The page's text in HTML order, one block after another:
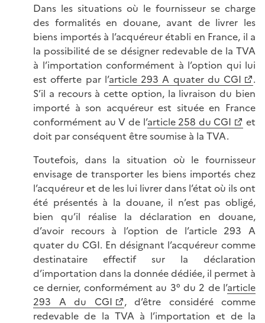
Dans les situations où le fournisseur se charge
des formalités en douane, avant de livrer les
biens importés à l’acquéreur établi en France, il a
la possibilité de se désigner redevable de la TVA
à l’importation conformément à l’option qui lui
est offerte par l’article 293 A quater du CGI
.
S’il a recours à cette option, la livraison du bien
importé à son acquéreur est située en France
conformément au V de l’article 258 du CGI
et
doit par conséquent être soumise à la TVA.
Toutefois, dans la situation où le fournisseur
envisage de transporter les biens importés chez
l’acquéreur et de les lui livrer dans l’état où ils ont
été présentés à la douane, il n’est pas obligé,
bien qu’il réalise la déclaration en douane,
d’avoir recours à l’option de l’article 293 A
quater du CGI. En désignant l’acquéreur comme
destinataire effectif sur la déclaration
d’importation dans la donnée dédiée, il permet à
ce dernier, conformément au 3° du 2 de l’article
293 A du CGI
, d’être considéré comme
redevable de la TVA à l’importation et de la